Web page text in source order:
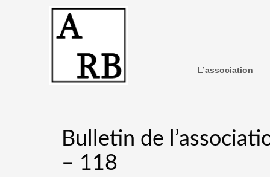
L’association
Bulletin de
– 118